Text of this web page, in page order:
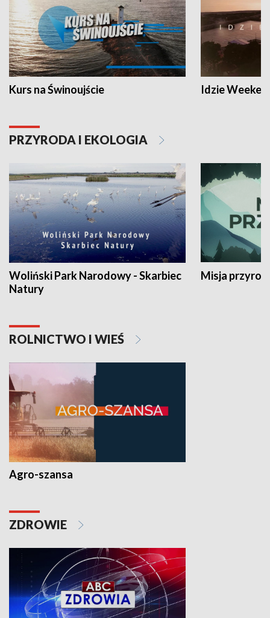
Kurs na Świnoujście Idzie
PRZYRODA I EKOLOGIA
Woliński Park Narodowy - Skarbiec
Natury
Misja
ROLNICTWO I WIEŚ
Agro-szansa
ZDROWIE